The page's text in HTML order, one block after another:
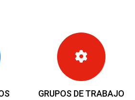
GRUPOS DE TRABAJO